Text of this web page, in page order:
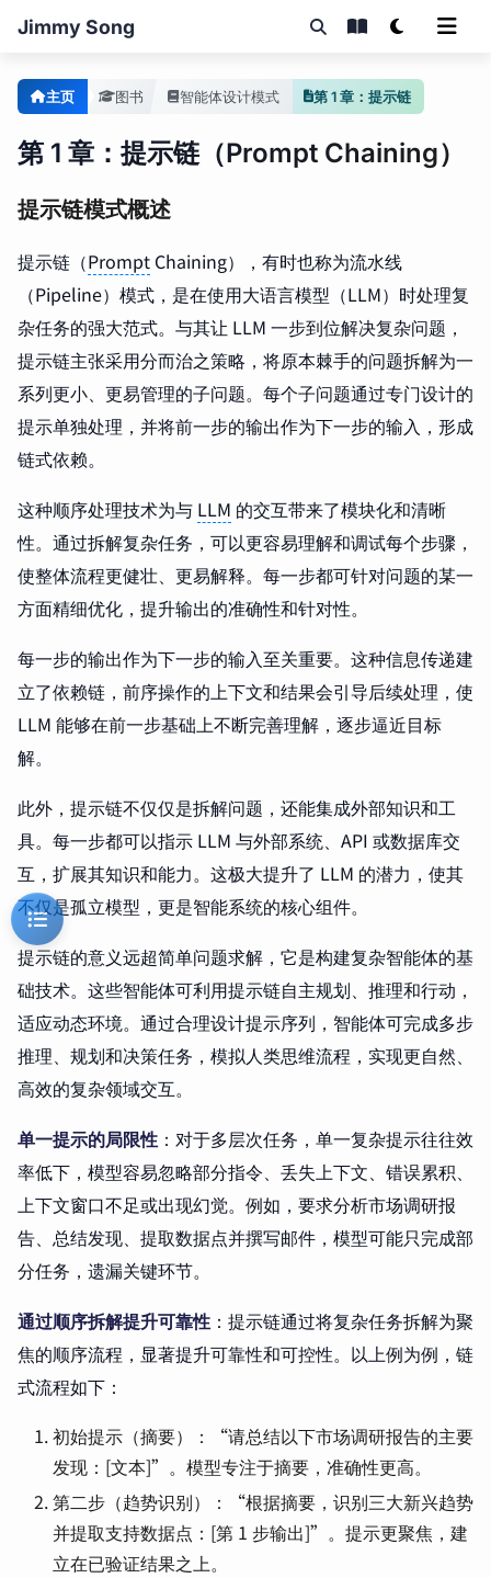
Jimmy Song
主页 图书 智能体设计模式 第 1 章：提示链
第 1 章：提示链（Prompt Chaining）
提示链模式概述
提示链（Prompt Chaining），有时也称为流水线
（Pipeline）模式，是在使用大语言模型（LLM）时处理复
杂任务的强大范式。与其让 LLM 一步到位解决复杂问题，
提示链主张采用分而治之策略，将原本棘手的问题拆解为一
系列更小、更易管理的子问题。每个子问题通过专门设计的
提示单独处理，并将前一步的输出作为下一步的输入，形成
链式依赖。
这种顺序处理技术为与 LLM 的交互带来了模块化和清晰
性。通过拆解复杂任务，可以更容易理解和调试每个步骤，
使整体流程更健壮、更易解释。每一步都可针对问题的某一
方面精细优化，提升输出的准确性和针对性。
每一步的输出作为下一步的输入至关重要。这种信息传递建
立了依赖链，前序操作的上下文和结果会引导后续处理，使
LLM 能够在前一步基础上不断完善理解，逐步逼近目标
解。
此外，提示链不仅仅是拆解问题，还能集成外部知识和工
具。每一步都可以指示 LLM 与外部系统、API 或数据库交
互，扩展其知识和能力。这极大提升了 LLM 的潜力，使其
不仅是孤立模型，更是智能系统的核心组件。
提示链的意义远超简单问题求解，它是构建复杂智能体的基
础技术。这些智能体可利用提示链自主规划、推理和行动，
适应动态环境。通过合理设计提示序列，智能体可完成多步
推理、规划和决策任务，模拟人类思维流程，实现更自然、
高效的复杂领域交互。
单一提示的局限性 ：对于多层次任务，单一复杂提示往往效
率低下，模型容易忽略部分指令、丢失上下文、错误累积、
上下文窗口不足或出现幻觉。例如，要求分析市场调研报
告、总结发现、提取数据点并撰写邮件，模型可能只完成部
分任务，遗漏关键环节。
通过顺序拆解提升可靠性 ：提示链通过将复杂任务拆解为聚
焦的顺序流程，显著提升可靠性和可控性。以上例为例，链
式流程如下：
初始提示（摘要）：“请总结以下市场调研报告的主要
发现：[文本]”。模型专注于摘要，准确性更高。
第二步（趋势识别）：“根据摘要，识别三大新兴趋势
并提取支持数据点：[第 1 步输出]”。提示更聚焦，建
立在已验证结果之上。